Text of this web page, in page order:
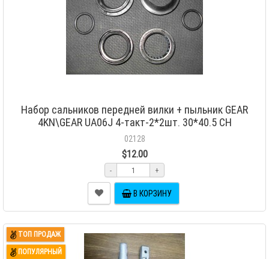
Набор сальников передней вилки + пыльник GEAR
4KN\GEAR UA06J 4-такт-2*2шт. 30*40.5 CH
02128
$12.00
- +
В КОРЗИНУ
ТОП ПРОДАЖ
ПОПУЛЯРНЫЙ